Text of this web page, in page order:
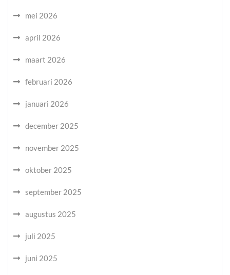
mei 2026
april 2026
maart 2026
februari 2026
januari 2026
december 2025
november 2025
oktober 2025
september 2025
augustus 2025
juli 2025
juni 2025